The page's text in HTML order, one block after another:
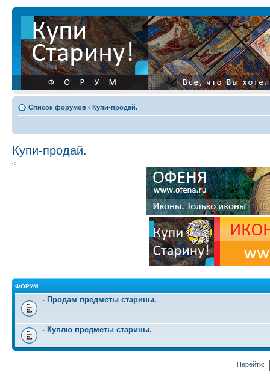
Список форумов ‹ Купи-продай.
Купи-продай.
<
ФОРУМ
- Продам предметы старины.
- Куплю предметы старины.
Перейти: